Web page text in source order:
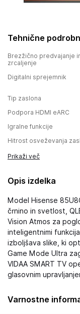
Tehnične
Brezžično predvajanje
zrcaljenje
Digitalni sprejemnik
Tip zaslona
Podpora HDMI eARC
Igralne funkcije
Hitrost osveževanja
Prikaži več
Opis izdelka
Model Hisense
črnino in svetlost,
Vision Atmos za
inteligentnimi
izboljšava slike, ki
Game Mode Ultra
VIDAA SMART TV
glasovnim
Varnostne